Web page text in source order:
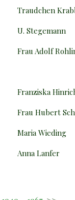
Traudchen
U. Stegemann
Frau Adolf
Franziska
Frau Hubert
Maria Wieding
Anna Lanfer